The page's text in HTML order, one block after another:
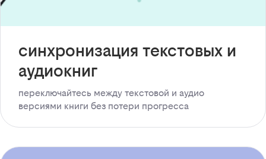
синхронизация текстовых и
аудиокниг
переключайтесь между текстовой и аудио
версиями книги без потери прогресса